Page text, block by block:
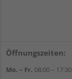
Öffnungszeiten:
Mo. – Fr. 08:00 – 17:30